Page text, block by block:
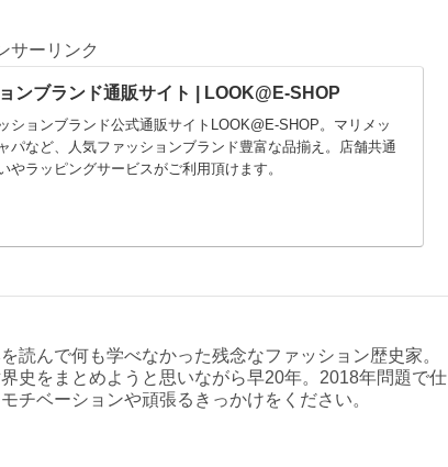
サーリンク
ンブランド通販サイト | LOOK@E-SHOP
ションブランド公式通販サイトLOOK@E-SHOP。マリメッ
パなど、人気ファッションブランド豊富な品揃え。店舗共通
やラッピングサービスがご利用頂けます。
読んで何も学べなかった残念なファッション歴史家。
史をまとめようと思いながら早20年。2018年問題で仕
チベーションや頑張るきっかけをください。